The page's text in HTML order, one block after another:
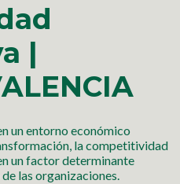
|
un entorno económico
la competitividad
un factor determinante
las organizaciones.